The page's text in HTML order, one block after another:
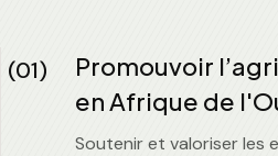
(01)
Promouvoir
en Afrique de
Soutenir et valoriser les